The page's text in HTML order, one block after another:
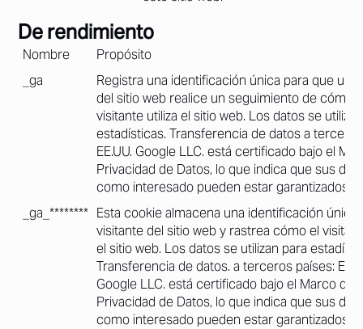
De rendimiento
Nombre
Propósito
_ga
Registra una identificación única para que un
del sitio web realice un seguimiento de cómo
visitante utiliza el sitio web. Los datos se
estadísticas. Transferencia de datos a
EE.UU. Google LLC. está certificado bajo el
Privacidad de Datos, lo que indica que sus
como interesado pueden estar garantizados.
_ga_******** Esta cookie almacena una identificación única
visitante del sitio web y rastrea cómo el
el sitio web. Los datos se utilizan para
Transferencia de datos. a terceros países:
Google LLC. está certificado bajo el Marco de
Privacidad de Datos, lo que indica que sus
como interesado pueden estar garantizados.